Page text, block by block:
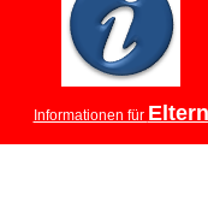
Informationen für Eltern